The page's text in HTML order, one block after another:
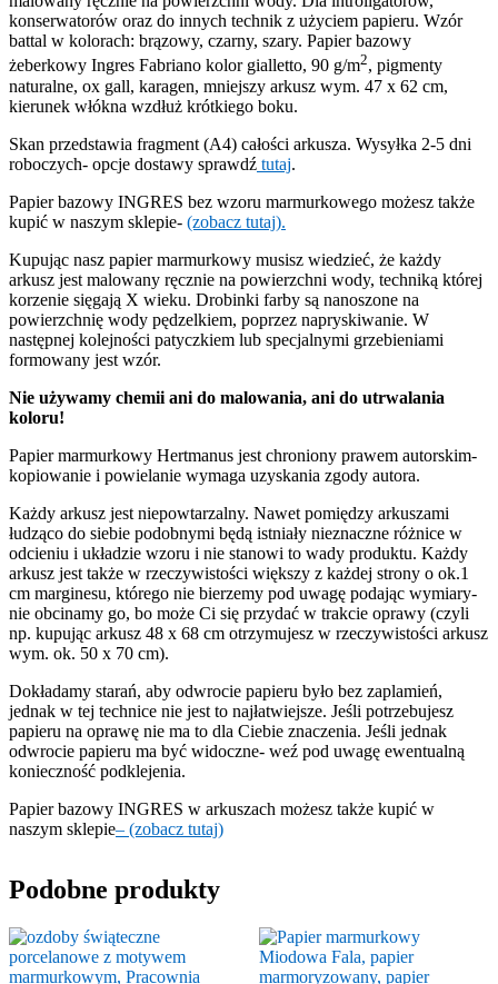
konserwatorów oraz do innych technik z użyciem papieru. Wzór
battal w kolorach: brązowy, czarny, szary. Papier bazowy
żeberkowy Ingres Fabriano kolor gialletto, 90 g/m2, pigmenty
naturalne, ox gall, karagen, mniejszy arkusz wym. 47 x 62 cm,
kierunek włókna wzdłuż krótkiego boku.
Skan przedstawia fragment (A4) całości arkusza. Wysyłka 2-5 dni
roboczych- opcje dostawy sprawdź tutaj.
Papier bazowy INGRES bez wzoru marmurkowego możesz także
kupić w naszym sklepie- (zobacz tutaj).
Kupując nasz papier marmurkowy musisz wiedzieć, że każdy
arkusz jest malowany ręcznie na powierzchni wody, techniką której
korzenie sięgają X wieku. Drobinki farby są nanoszone na
powierzchnię wody pędzelkiem, poprzez napryskiwanie. W
następnej kolejności patyczkiem lub specjalnymi grzebieniami
formowany jest wzór.
Nie używamy chemii ani do malowania, ani do utrwalania
koloru!
Papier marmurkowy Hertmanus jest chroniony prawem autorskim-
kopiowanie i powielanie wymaga uzyskania zgody autora.
Każdy arkusz jest niepowtarzalny. Nawet pomiędzy arkuszami
łudząco do siebie podobnymi będą istniały nieznaczne różnice w
odcieniu i układzie wzoru i nie stanowi to wady produktu. Każdy
arkusz jest także w rzeczywistości większy z każdej strony o ok.1
cm marginesu, którego nie bierzemy pod uwagę podając wymiary-
nie obcinamy go, bo może Ci się przydać w trakcie oprawy (czyli
np. kupując arkusz 48 x 68 cm otrzymujesz w rzeczywistości arkusz
wym. ok. 50 x 70 cm).
Dokładamy starań, aby odwrocie papieru było bez zaplamień,
jednak w tej technice nie jest to najłatwiejsze. Jeśli potrzebujesz
papieru na oprawę nie ma to dla Ciebie znaczenia. Jeśli jednak
odwrocie papieru ma być widoczne- weź pod uwagę ewentualną
konieczność podklejenia.
Papier bazowy INGRES w arkuszach możesz także kupić w
naszym sklepie– (zobacz tutaj)
Podobne produkty